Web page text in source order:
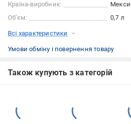
Країна-виробник:
Об'єм:
0,7 л
Всі характеристики
Умови обміну і повернення товару
Також купують з категорій